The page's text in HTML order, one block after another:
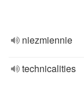
niezmiennie
technicalities